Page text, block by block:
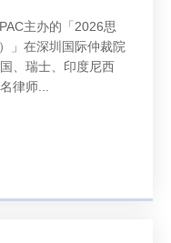
主办的「2026思
」在深圳国际仲裁院
、瑞士、印度尼西
律师...